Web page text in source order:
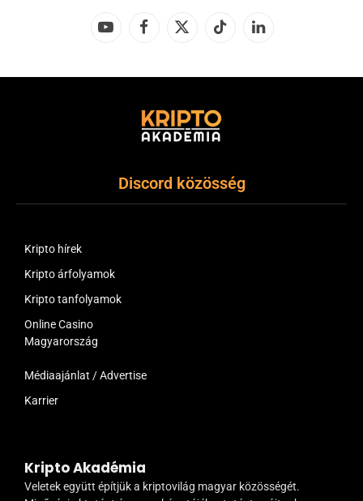
YouTubeFacebook
X
TikTok LinkedIn
Discord közösség
Kripto hírek
Kripto árfolyamok
Kripto tanfolyamok
Online Casino
Magyarország
Médiaajánlat / Advertise
Karrier
Kripto Akadémia
Veletek együtt építjük a kriptovilág magyar közösségét.